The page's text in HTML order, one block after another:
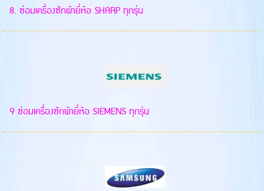
8. ซ่อมเครื่องซักผ้ายี่ห้อ SHARP ทุกรุ่น
9 ซ่อมเครื่องซักผ้ายี่ห้อ SIEMENS ทุกรุ่น